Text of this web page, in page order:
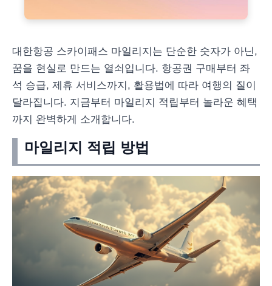
대한항공 스카이패스 마일리지는 단순한 숫자가 아닌,
꿈을 현실로 만드는 열쇠입니다. 항공권 구매부터 좌
석 승급, 제휴 서비스까지, 활용법에 따라 여행의 질이
달라집니다. 지금부터 마일리지 적립부터 놀라운 혜택
까지 완벽하게 소개합니다.
마일리지 적립 방법